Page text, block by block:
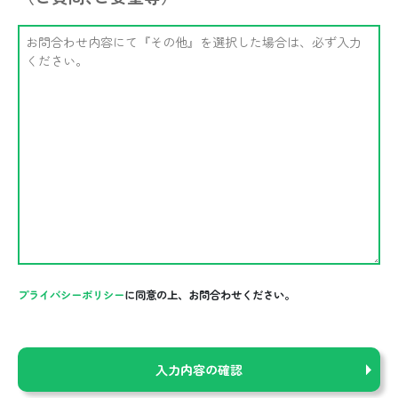
プライバシーポリシーに同意の上、お問合わせください。